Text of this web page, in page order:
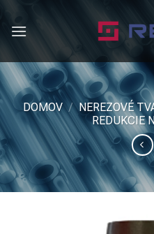
DOMOV / NEREZOVÉ
REDUKCIE